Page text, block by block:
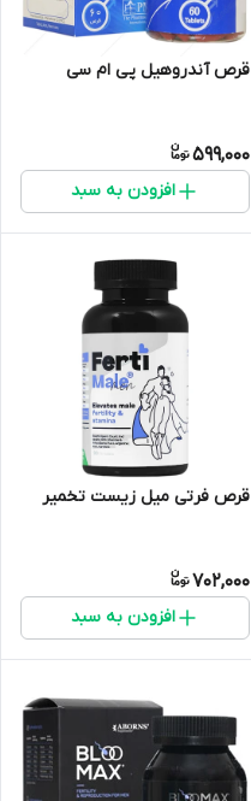
قرص آندروهیل پی ام سی
599,000
افزودن به سبد
قرص فرتی میل زیست تخمیر
702,000
افزودن به سبد